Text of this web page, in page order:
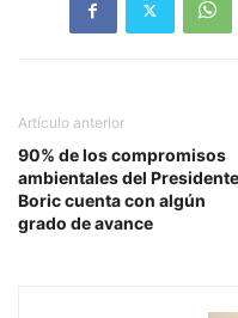
Artículo anterior
90% de los compromisos
ambientales del Presidente
Boric cuenta con algún
grado de avance